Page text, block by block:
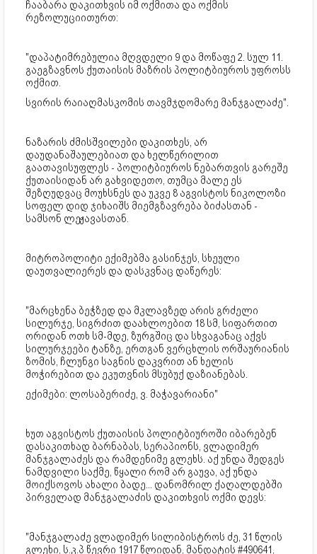
ჩააბარა დაკითხვის იმ ოქმითა და ოქმის
რეზოლუციითურთ:
"დაპატიმრებულია მღვდელი 9 და მოწაფე 2. სულ 11.
გაეგზავნოს ქუთაისის მაზრის პოლიტბიუროს უფროსს
ოქმით.
სვირის რაიაღმასკომის თავმჯდომარე მანჯგალაძე".
ნაზარის ძმისშვილები დაკითხეს, არ
დაუდანაშაულებიათ და ხელწერილით
გაათავისუფლეს - პოლიტბიუროს ნებართვის გარეშე
ქუთაისიდან არ გახვიდეთო, თუმცა მალე ეს
შეზღუდვაც მოუხსნეს და უკვე 8 აგვისტოს ნიკოლოზი
სოფელ დიდ ჯიხაიშს მიემგზავრება ბიძასთან -
სამსონ ლეჟავასთან.
მიტროპოლიტი ექიმებმა გასინჯეს, სხეული
დაუთვალიერეს და დასკვნაც დაწერეს:
"მარცხენა ბეჭზედ და მკლავზედ არის გრძელი
სილურჯე, სიგრძით დაახლოებით 18 სმ, სიფართით
ორიდან ოთხ სმ-მდე, ზურგშიც და სხვაგანაც აქვს
სილურჯეები ტანზე, ერთგან ვერცხლის ორშაურიანის
ზომის, ჩლუნგი საგნის დაკვრით ან ხელის
მოჭირებით და ეკუთვნის მსუბუქ დაზიანებას.
ექიმები: ლოსაბერიძე, ვ. მაჭავარიანი"
ხუთ აგვისტოს ქუთაისის პოლიტბიუროში იბარებენ
დასაკითხად ბარნაბას, სერაპიონს, ვლადიმერ
მანჯგალაძეს და რამდენიმე გლეხს. აქ უნდა შედგეს
ნამდვილი საქმე, წყალი რომ არ გაუვა, აქ უნდა
მოიქსოვოს ახალი ბადე... დანომრილ ქაღალდებში
პირველად მანჯგალაძის დაკითხვის ოქმი დევს:
"მანჯგალაძე ვლადიმერ სილიბისტროს ძე, 31 წლის
გლეხი, ს.კ.პ წევრი 1917 წლიდან, მანდატის #490641,